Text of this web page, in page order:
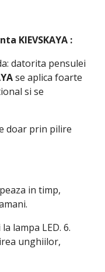
KIEVSKAYA :
datorita pensulei
se aplica foarte
si se
doar prin pilire
in timp,
lampa LED. 6.
unghiilor,